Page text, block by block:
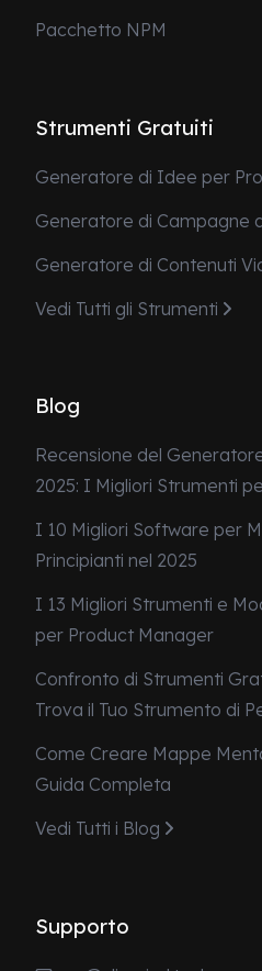
Pacchetto NPM
Strumenti Gratuiti
Generatore di Idee per
Generatore di Campagne
Generatore di Contenuti
Vedi Tutti gli Strumenti
Blog
Recensione del
2025: I Migliori Strumenti
I 10 Migliori Software per
Principianti nel 2025
I 13 Migliori Strumenti e
per Product Manager
Confronto di Strumenti
Trova il Tuo Strumento di
Come Creare Mappe
Guida Completa
Vedi Tutti i Blog
Supporto